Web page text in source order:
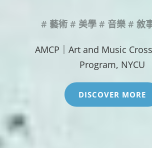
# 藝術 # 美學 # 音樂 # 敘
AMCP｜Art and Music
Program, NYCU
DISCOVER MORE